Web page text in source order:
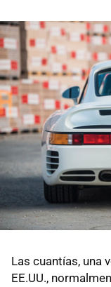
Las cuantías, una
EE.UU.,